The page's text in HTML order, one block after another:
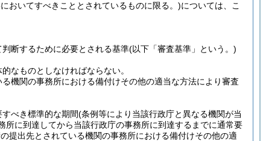
おいてすべきこととされているものに限る。)については、こ
断するために必要とされる基準(以下「審査基準」という。)
なものとしなければならない。
機関の事務所における備付けその他の適当な方法により審査
べき標準的な期間(条例等により当該行政庁と異なる機関が当
に到達してから当該行政庁の事務所に到達するまでに通常要
提出先とされている機関の事務所における備付けその他の適